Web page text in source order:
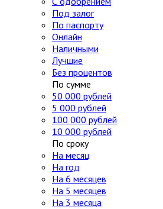
Под залог
По паспорту
Онлайн
Наличными
Лучшие
Без процентов
По сумме
50 000 рублей
5 000 рублей
100 000 рублей
10 000 рублей
По сроку
На месяц
На год
На 6 месяцев
На 5 месяцев
На 3 месяца